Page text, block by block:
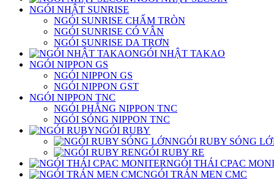
NGÓI NHẬT SUNRISE
NGÓI SUNRISE CHẤM TRÒN
NGÓI SUNRISE CÓ VÂN
NGÓI SUNRISE DA TRƠN
NGÓI NHẬT TAKAO
NGÓI NIPPON GS
NGÓI NIPPON GS
NGÓI NIPPON GST
NGÓI NIPPON TNC
NGÓI PHẲNG NIPPON TNC
NGÓI SÓNG NIPPON TNC
NGÓI RUBY
NGÓI RUBY SÓNG
NGÓI RUBY RE
NGÓI THÁI CPAC
NGÓI TRÁN MEN CMC